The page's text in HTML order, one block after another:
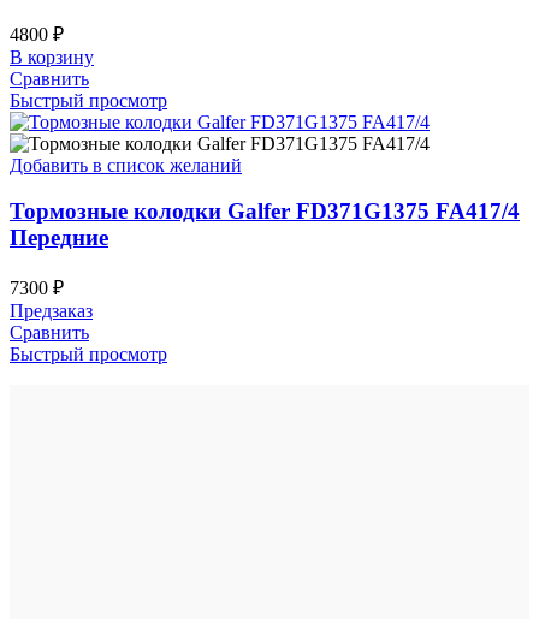
4800 ₽
В корзину
Сравнить
Быстрый просмотр
Добавить в список желаний
Тормозные колодки Galfer FD371G1375 FA417/4
Передние
7300 ₽
Предзаказ
Сравнить
Быстрый просмотр